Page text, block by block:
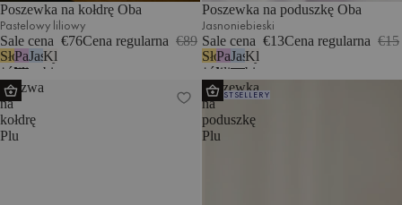
Poszewka na kołdrę Oba
Pastelowy liliowy
Sale cena €76Cena regularna €89
Słoneczny
żółty
Pastelowy
liliowy
Jasnoniebieski
Klasyczna
biel
Poszewka na poduszkę Oba
Jasnoniebieski
Sale cena €13Cena regularna €15
Słoneczny
żółty
Pastelowy
liliowy
Jasnoniebieski
Klasyczna
biel
Poszwa
na
kołdrę
Plu
Poszewka
na
poduszkę
Plu
BESTSELLERY